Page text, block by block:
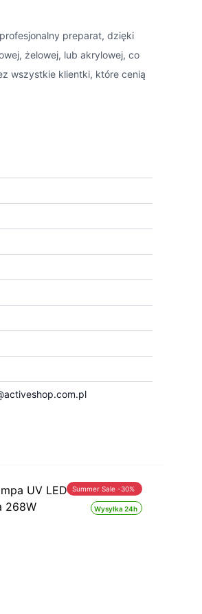
preparat, dzięki
żelowej, lub akrylowej, co
wszystkie klientki, które cenią
Wysyłka 24h
Summer Sale -30%